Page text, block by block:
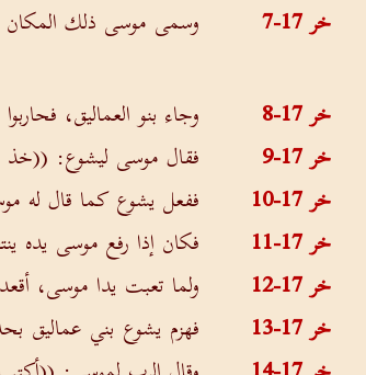
خر 17-7
وسمى موسى ذلك المكان
خر 17-8
وجاء بنو العماليق،
خر 17-9
فقال موسى ليشوع: ((خذ
خر 17-10
ففعل يشوع كما قال له
خر 17-11
فكان إذا رفع موسى يده
خر 17-12
ولما تعبت يدا موسى،
خر 17-13
فهزم يشوع بني عماليق